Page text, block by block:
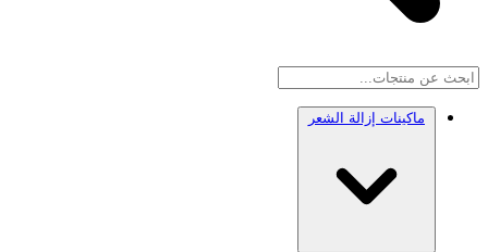
ماكينات إزالة الشعر